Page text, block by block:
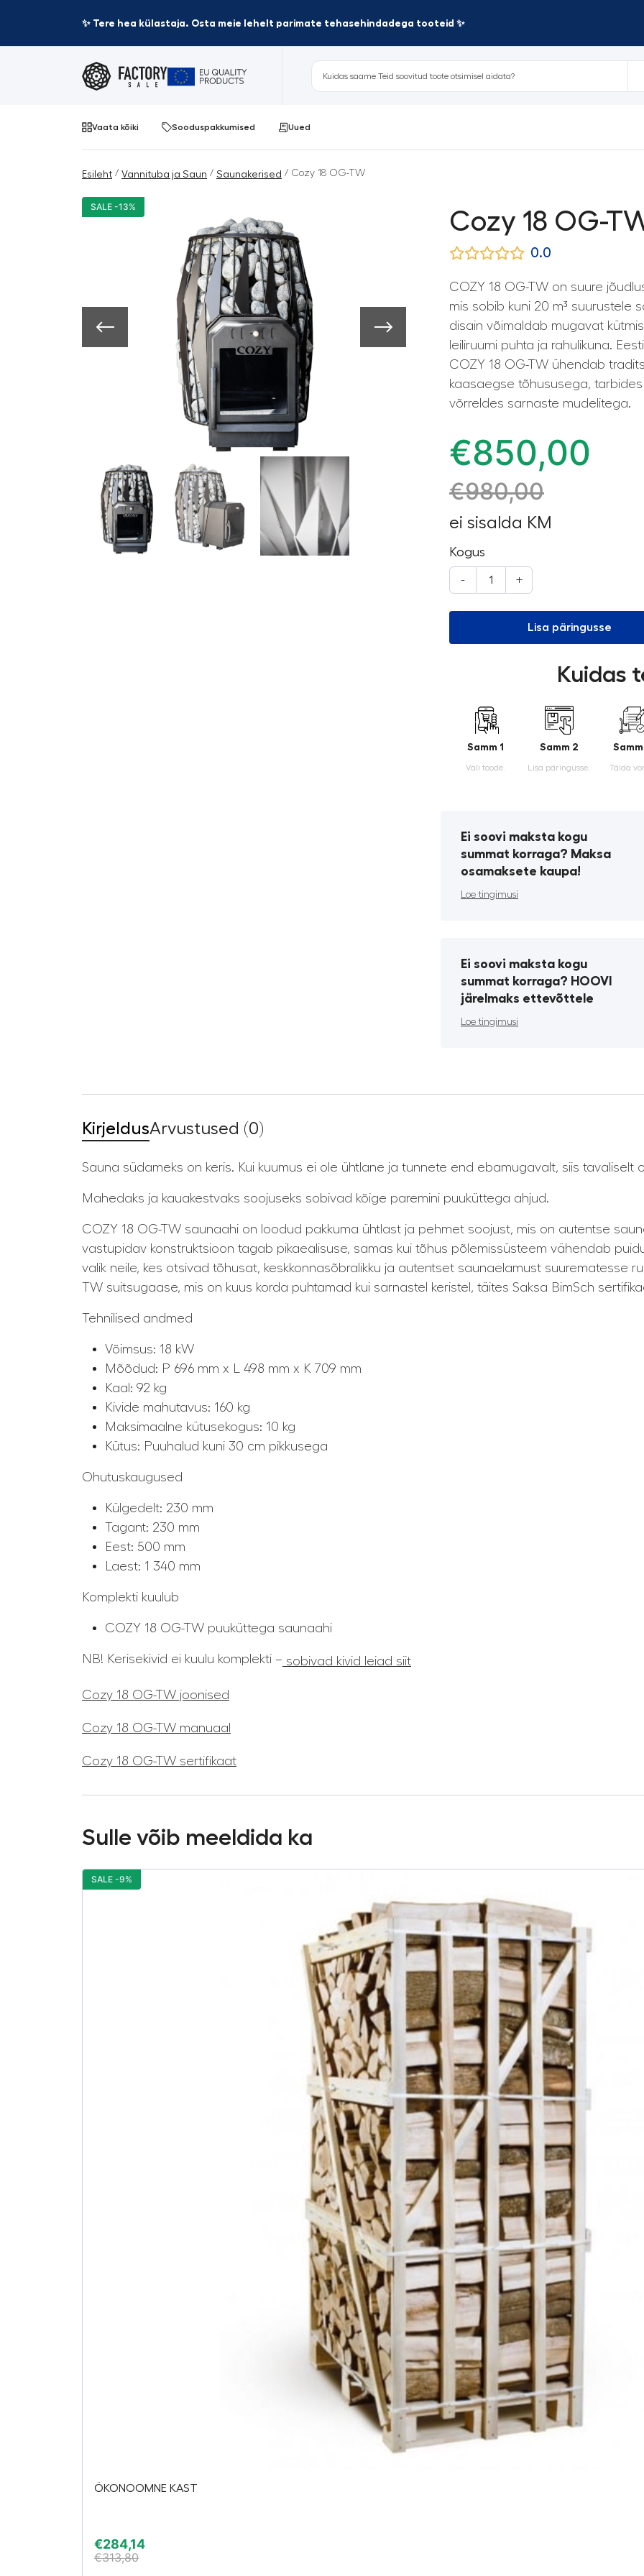
✨ Tere hea külastaja. Osta meie lehelt parimate tehasehindadega tooteid ✨
Vaata kõiki Sooduspakkumised Uued
Esileht / Vannituba ja Saun / Saunakerised / Cozy 18 OG-TW
SALE -13%
Cozy 18 OG-
0.0
COZY 18 OG-TW on suure
mis sobib kuni 20 m³ suurustele
disain võimaldab mugavat
leiliruumi puhta ja rahulikuna.
COZY 18 OG-TW ühendab
kaasaegse tõhususega, tarbides
võrreldes sarnaste mudelitega.
€850,00
€980,00
ei sisalda KM
Kogus
- +
Lisa päringusse
Kuidas
Samm 1
Vali toode.
Samm 2
Lisa päringusse. Täida
Ei soovi maksta kogu
summat korraga? Maksa
osamaksete kaupa!
Loe tingimusi
Ei soovi maksta kogu
summat korraga? HOOVI
järelmaks ettevõttele
Loe tingimusi
KirjeldusArvustused (0)
Sauna südameks on keris. Kui kuumus ei ole ühtlane ja tunnete end ebamugavalt, siis tavaliselt
Mahedaks ja kauakestvaks soojuseks sobivad kõige paremini puuküttega ahjud.
COZY 18 OG-TW saunaahi on loodud pakkuma ühtlast ja pehmet soojust, mis on autentse
vastupidav konstruktsioon tagab pikaealisuse, samas kui tõhus põlemissüsteem vähendab
valik neile, kes otsivad tõhusat, keskkonnasõbralikku ja autentset saunaelamust suurematesse
TW suitsugaase, mis on kuus korda puhtamad kui sarnastel keristel, täites Saksa BimSch
Tehnilised andmed
Võimsus: 18 kW
Mõõdud: P 696 mm x L 498 mm x K 709 mm
Kaal: 92 kg
Kivide mahutavus: 160 kg
Maksimaalne kütusekogus: 10 kg
Kütus: Puuhalud kuni 30 cm pikkusega
Ohutuskaugused
Külgedelt: 230 mm
Tagant: 230 mm
Eest: 500 mm
Laest: 1 340 mm
Komplekti kuulub
COZY 18 OG-TW puuküttega saunaahi
NB! Kerisekivid ei kuulu komplekti – sobivad kivid leiad siit
Cozy 18 OG-TW joonised
Cozy 18 OG-TW manuaal
Cozy 18 OG-TW sertifikaat
Sulle võib meeldida ka
ÖKONOOMNE KAST
€284,14
€313,80
SALE -9%